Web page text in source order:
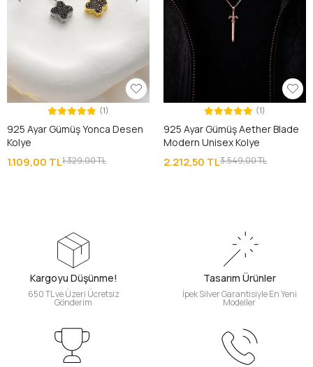
(1)
925 Ayar Gümüş Yonca Desen
Kolye
1.109,00 TL1.329,00 TL
(1)
925 Ayar Gümüş Aether Blade
Modern Unisex Kolye
2.212,50 TL3.549,00 TL
Kargoyu Düşünme!
650 TL ve Üzeri Ücretsiz
Gönderim
Tasarım Ürünler
İpek Silver Garantisiyle En Yeni
Modeller